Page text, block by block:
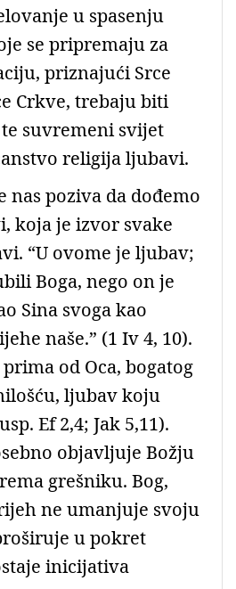
u spasenju
se pripremaju za
priznajući Srce
Crkve, trebaju biti
suvremeni svijet
religija ljubavi.
nas poziva da dođemo
koja je izvor svake
“U ovome je ljubav;
Boga, nego on je
Sina svoga kao
naše.” (1 Iv 4, 10).
od Oca, bogatog
ljubav koju
Ef 2,4; Jak 5,11).
objavljuje Božju
grešniku. Bog,
ne umanjuje svoju
u pokret
inicijativa